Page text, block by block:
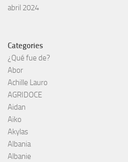
abril 2024
Categories
¿Qué fue de?
Abor
Achille Lauro
AGRIDOCE
Aidan
Aiko
Akylas
Albania
Albanie